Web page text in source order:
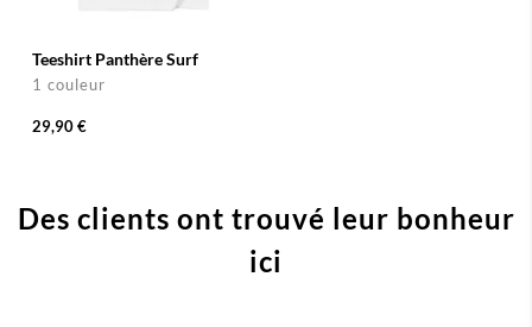
Teeshirt Panthère Surf
1 couleur
29,90 €
Des clients ont trouvé leur bonheur
ici